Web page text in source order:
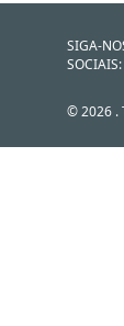
SIGA-
SOCIAIS:
© 2026 .